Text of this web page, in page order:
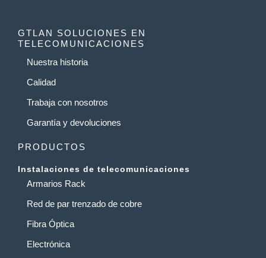
GTLAN SOLUCIONES EN
TELECOMUNICACIONES
Nuestra historia
Calidad
Trabaja con nosotros
Garantía y devoluciones
PRODUCTOS
Instalaciones de telecomunicaciones
Armarios Rack
Red de par trenzado de cobre
Fibra Óptica
Electrónica